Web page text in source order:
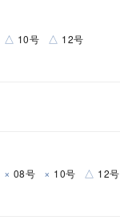
ムーン
フラワー
△ 10号 △ 12号
× 08号 × 10号 △ 12号